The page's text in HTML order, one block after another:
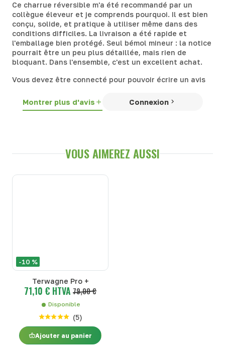
Ce charrue réversible m'a été recommandé par un
collègue éleveur et je comprends pourquoi. Il est bien
conçu, solide, et pratique à utiliser même dans des
conditions difficiles. La livraison a été rapide et
l'emballage bien protégé. Seul bémol mineur : la notice
pourrait être un peu plus détaillée, mais rien de
bloquant. Dans l'ensemble, c'est un excellent achat.
Vous devez être connecté pour pouvoir écrire un avis
Montrer plus d'avis Connexion
VOUS AIMEREZ AUSSI
-10 %
Terwagne Pro +
71,10 € HTVA 79,00 €
Disponible
(5)
Ajouter au panier